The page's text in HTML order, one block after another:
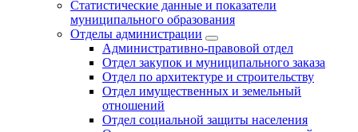
Статистические данные и показатели
муниципального образования
Отделы администрации
Административно-правовой отдел
Отдел закупок и муниципального заказа
Отдел по архитектуре и строительству
Отдел имущественных и земельный
отношений
Отдел социальной защиты населения